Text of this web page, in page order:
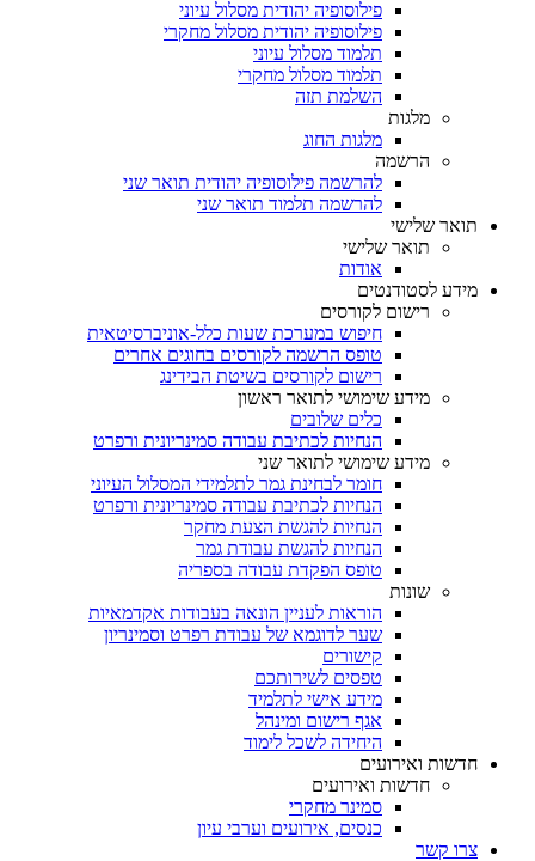
פילוסופיה יהודית מסלול עיוני
פילוסופיה יהודית מסלול מחקרי
תלמוד מסלול עיוני
תלמוד מסלול מחקרי
השלמת תזה
מלגות
מלגות החוג
הרשמה
להרשמה פילוסופיה יהודית תואר שני
להרשמה תלמוד תואר שני
תואר שלישי
תואר שלישי
אודות
מידע לסטודנטים
רישום לקורסים
חיפוש במערכת שעות כלל-אוניברסיטאית
טופס הרשמה לקורסים בחוגים אחרים
רישום לקורסים בשיטת הבידינג
מידע שימושי לתואר ראשון
כלים שלובים
הנחיות לכתיבת עבודה סמינריונית ורפרט
מידע שימושי לתואר שני
חומר לבחינת גמר לתלמידי המסלול העיוני
הנחיות לכתיבת עבודה סמינריונית ורפרט
הנחיות להגשת הצעת מחקר
הנחיות להגשת עבודת גמר
טופס הפקדת עבודה בספריה
שונות
הוראות לעניין הונאה בעבודות אקדמאיות
שער לדוגמא של עבודת רפרט וסמינריון
קישורים
טפסים לשירותכם
מידע אישי לתלמיד
אגף רישום ומינהל
היחידה לשכל לימוד
חדשות ואירועים
חדשות ואירועים
סמינר מחקרי
כנסים, אירועים וערבי עיון
צרו קשר